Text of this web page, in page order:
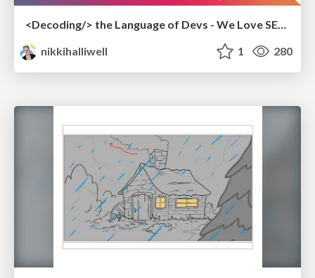
<Decoding/> the Language of Devs - We Love SEO 2024
nikkihalliwell
1 280